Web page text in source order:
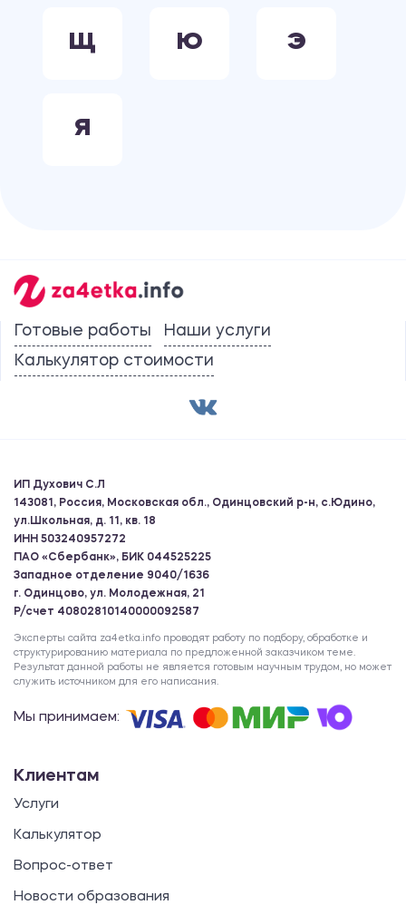
Щ Ю Э
Я
Готовые работы
Наши услуги
Калькулятор стоимости
ИП Духович С.Л
143081, Россия, Московская обл., Одинцовский р-н, с.Юдино,
ул.Школьная, д. 11, кв. 18
ИНН 503240957272
ПАО «Сбербанк», БИК 044525225
Западное отделение 9040/1636
г. Одинцово, ул. Молодежная, 21
Р/счет 40802810140000092587
Эксперты сайта za4etka.info проводят работу по подбору, обработке и
структурированию материала по предложенной заказчиком теме.
Результат данной работы не является готовым научным трудом, но может
служить источником для его написания.
Мы принимаем:
Клиентам
Услуги
Калькулятор
Вопрос-ответ
Новости образования